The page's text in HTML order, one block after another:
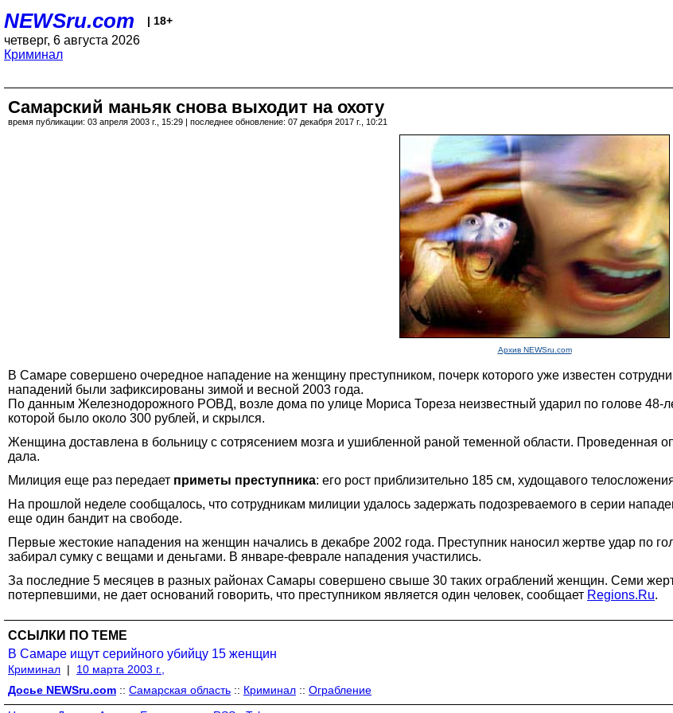
NEWSru.com | 18+
четверг, 6 августа 2026
Криминал
Самарский маньяк снова выходит на охоту
время публикации: 03 апреля 2003 г., 15:29 | последнее обновление: 07 декабря 2017 г., 10:21
Архив NEWSru.com
В Самаре совершено очередное нападение на женщину преступником, почерк которого уже известен
нападений были зафиксированы зимой и весной 2003 года.
По данным Железнодорожного РОВД, возле дома по улице Мориса Тореза неизвестный ударил по голове 48-
которой было около 300 рублей, и скрылся.
Женщина доставлена в больницу с сотрясением мозга и ушибленной раной теменной области. Проведенная
дала.
Милиция еще раз передает приметы преступника: его рост приблизительно 185 см, худощавого
На прошлой неделе сообщалось, что сотрудникам милиции удалось задержать подозреваемого в серии
еще один бандит на свободе.
Первые жестокие нападения на женщин начались в декабре 2002 года. Преступник наносил жертве удар по
забирал сумку с вещами и деньгами. В январе-феврале нападения участились.
За последние 5 месяцев в разных районах Самары совершено свыше 30 таких ограблений женщин. Семи
потерпевшими, не дает оснований говорить, что преступником является один человек, сообщает Regions.Ru.
ССЫЛКИ ПО ТЕМЕ
В Самаре ищут серийного убийцу 15 женщин
Криминал |
10 марта 2003 г.,
Досье NEWSru.com :: Самарская область :: Криминал :: Ограбление